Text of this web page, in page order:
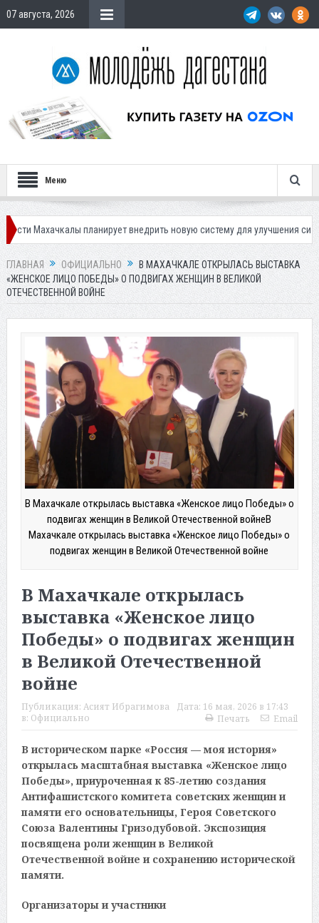
07 августа, 2026
Меню
планирует внедрить новую систему для улучшения ситуации с
ГЛАВНАЯ ОФИЦИАЛЬНО
В МАХАЧКАЛЕ ОТКРЫЛАСЬ ВЫСТАВКА
«ЖЕНСКОЕ ЛИЦО ПОБЕДЫ» О ПОДВИГАХ ЖЕНЩИН В ВЕЛИКОЙ
ОТЕЧЕСТВЕННОЙ ВОЙНЕ
В Махачкале открылась выставка «Женское лицо Победы» о
подвигах женщин в Великой Отечественной войнеВ
Махачкале открылась выставка «Женское лицо Победы» о
подвигах женщин в Великой Отечественной войне
В Махачкале открылась
выставка «Женское лицо
Победы» о подвигах женщин
в Великой Отечественной
войне
Публикация: Асият Ибрагимова Дата: 16 мая, 2026 в 17:43
в: Официально Печать Email
В историческом парке «Россия — моя история»
открылась масштабная выставка «Женское лицо
Победы», приуроченная к 85-летию создания
Антифашистского комитета советских женщин и
памяти его основательницы, Героя Советского
Союза Валентины Гризодубовой. Экспозиция
посвящена роли женщин в Великой
Отечественной войне и сохранению исторической
памяти.
Организаторы и участники